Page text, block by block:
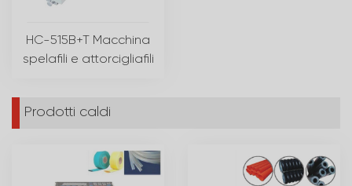
HC-515B+T Macchina
spelafili e attorcigliafili
Prodotti caldi